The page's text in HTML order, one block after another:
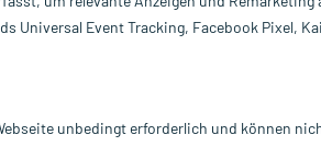
Hersteller:
Universal Event Tracking, Facebook Pixel,
unbedingt erforderlich und können